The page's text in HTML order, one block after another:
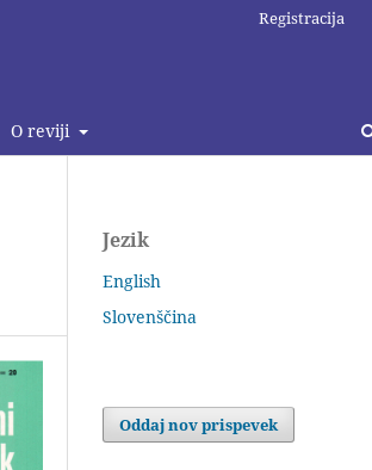
O reviji
Registracija
Jezik
English
Slovenščina
Oddaj nov prispevek